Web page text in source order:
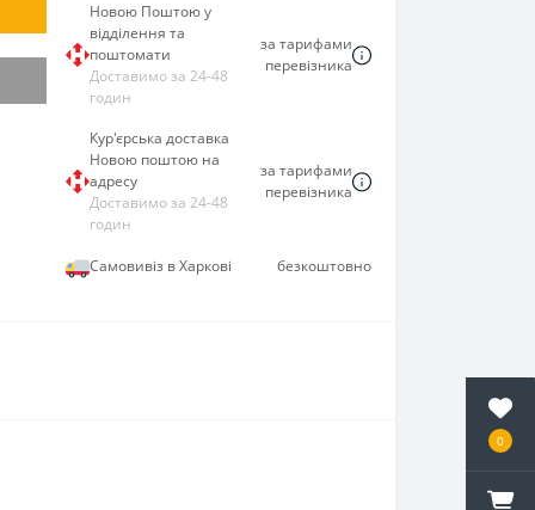
0
Новою Поштою у
відділення та
поштомати
Доставимо за 24-48
годин
за тарифами
перевізника
Кур'єрська доставка
Новою поштою на
адресу
Доставимо за 24-48
годин
за тарифами
перевізника
Самовивіз в Харкові безкоштовно